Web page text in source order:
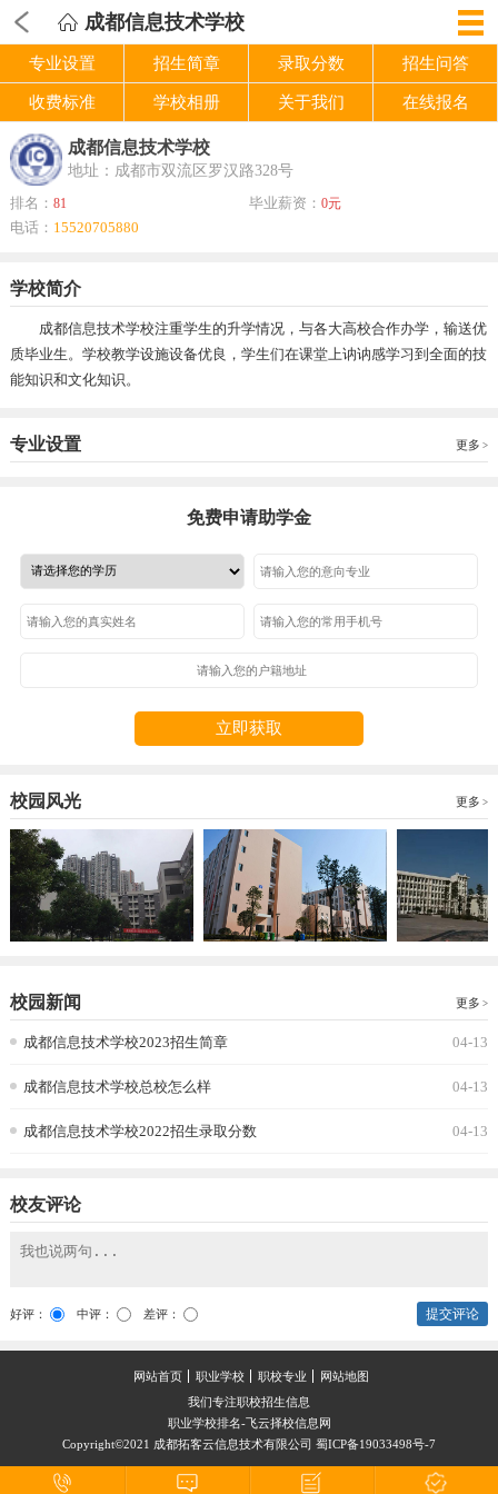
成都信息技术学校
专业设置 招生简章 录取分数 招生问答
收费标准 学校相册 关于我们 在线报名
成都信息技术学校
地址：成都市双流区罗汉路328号
排名： 81 毕业薪资： 0元
电话： 15520705880
学校简介
成都信息技术学校注重学生的升学情况，与各大高校合作办学，输送优
质毕业生。学校教学设施设备优良，学生们在课堂上讷讷感学习到全面的技
能知识和文化知识。
专业设置 更多
免费申请助学金
立即获取
校园风光 更多
校园新闻 更多
成都信息技术学校2023招生简章 04-13
成都信息技术学校总校怎么样 04-13
成都信息技术学校2022招生录取分数 04-13
校友评论
好评： 中评： 差评： 提交评论
网站首页 职业学校 职校专业
网站地图
我们专注职校招生信息
职业学校排名-飞云择校信息网
Copyright©2021 成都拓客云信息技术有限公司 蜀ICP备19033498号-7